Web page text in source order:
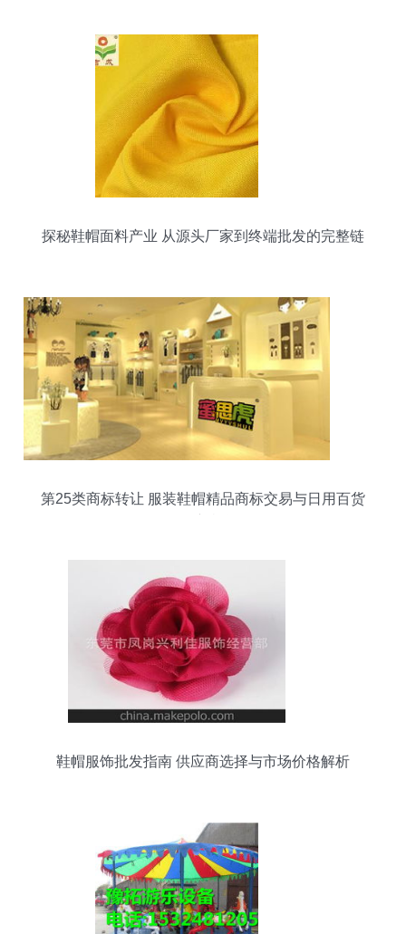
探秘鞋帽面料产业 从源头厂家到终端批发的完整链
第25类商标转让 服装鞋帽精品商标交易与日用百货
鞋帽服饰批发指南 供应商选择与市场价格解析